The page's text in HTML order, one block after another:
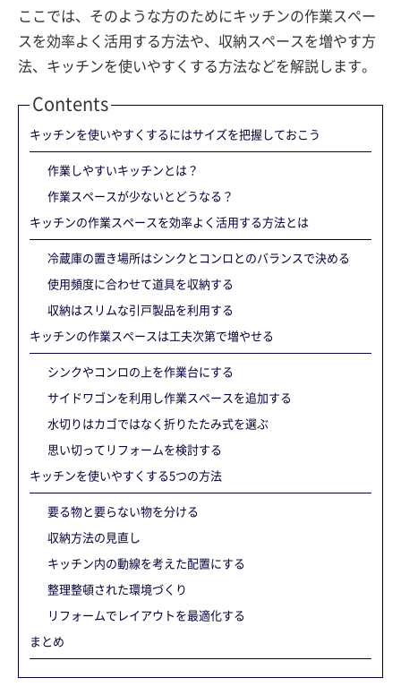
ここでは、そのような方のためにキッチンの作業スペー
スを効率よく活用する方法や、収納スペースを増やす方
法、キッチンを使いやすくする方法などを解説します。
Contents
キッチンを使いやすくするにはサイズを把握しておこう
作業しやすいキッチンとは？
作業スペースが少ないとどうなる？
キッチンの作業スペースを効率よく活用する​方法とは
冷蔵庫の置き場所はシンクとコンロとのバランスで決める
使用頻度に合わせて道具を収納する
収納はスリムな引戸製品を利用する
キッチンの作業スペースは工夫次第で増やせる
シンクやコンロの上を作業台にする
サイドワゴンを利用し作業スペースを追加する
水切りはカゴではなく折りたたみ式を選ぶ
思い切ってリフォームを検討する
キッチンを使いやすくする5つの方法
要る物と要らない物を分ける
収納方法の見直し
キッチン内の動線を考えた配置にする
整理整頓された環境づくり
リフォームでレイアウトを最適化する
まとめ